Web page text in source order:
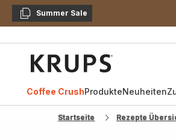
KopierenSummer Sale
Coffee CrushProdukteNeuheiten
Startseite Rezepte